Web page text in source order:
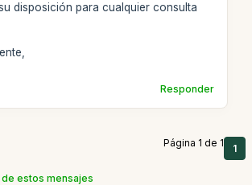
disposición para cualquier consulta
Responder
Página 1 de 1 1
estos mensajes